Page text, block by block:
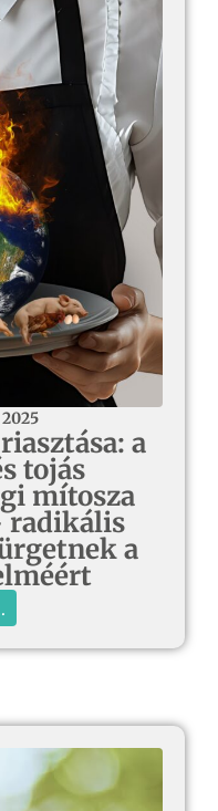
a
tojás
mítosza
radikális
a